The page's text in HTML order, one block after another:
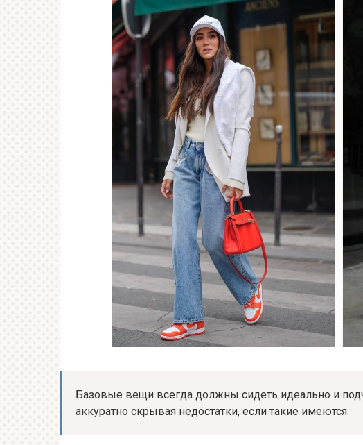
Базовые вещи всегда должны сидеть идеально и
аккуратно скрывая недостатки, если такие имеются.